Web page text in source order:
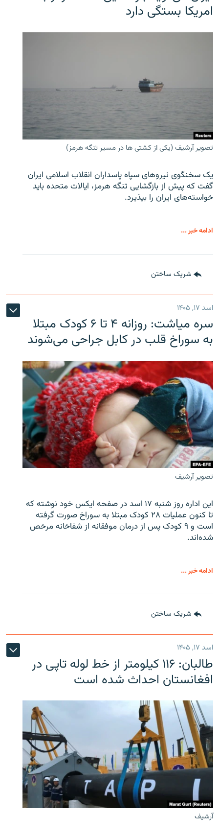
امریکا بستگی دارد
تصویر آرشیف (یکی از کشتی ها در مسیر تنگه هرمز)
یک سخنگوی نیروهای سپاه پاسداران انقلاب اسلامی ایران
گفت که پیش از بازگشایی تنگه هرمز، ایالات متحده باید
خواسته‌های ایران را بپذیرد.
ادامه خبر ...
شریک ساختن
اسد ۱۷, ۱۴۰۵
سره‌ میاشت: روزانه ۴ تا ۶ کودک مبتلا
به سوراخ قلب در کابل جراحی می‌شوند
تصویر آرشیف
این اداره روز شنبه ۱۷ اسد در صفحه ایکس خود نوشته که
تا کنون عملیات ۲۸ کودک مبتلا به سوراخ صورت گرفته
است و ۹ کودک پس از درمان موفقانه از شفاخانه مرخص
شده‌اند.
ادامه خبر ...
شریک ساختن
اسد ۱۷, ۱۴۰۵
طالبان: ۱۱۶ کیلومتر از خط لوله تاپی در
افغانستان احداث شده است
آرشیف